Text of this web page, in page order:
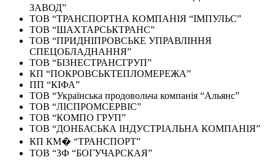
ЗАВОД”
ТОВ “ТРАНСПОРТНА КОМПАНІЯ “ІМПУЛЬС”
ТОВ “ШАХТАРСЬКТРАНС”
ТОВ “ПРИДНІПРОВСЬКЕ УПРАВЛІННЯ
СПЕЦОБЛАДНАННЯ”
ТОВ “БІЗНЕСТРАНСГРУП”
КП “ПОКРОВСЬКТЕПЛОМЕРЕЖА”
ПП “КІФА”
ТОВ “Українська продовольча компанія “Альянс”
ТОВ “ЛІСПРОМСЕРВІС”
ТОВ “КОМПО ГРУП”
ТОВ “ДОНБАСЬКА ІНДУСТРІАЛЬНА КОМПАНІЯ”
КП КМ� “ТРАНСПОРТ”
ТОВ “ЗФ “БОГУЧАРСКАЯ”